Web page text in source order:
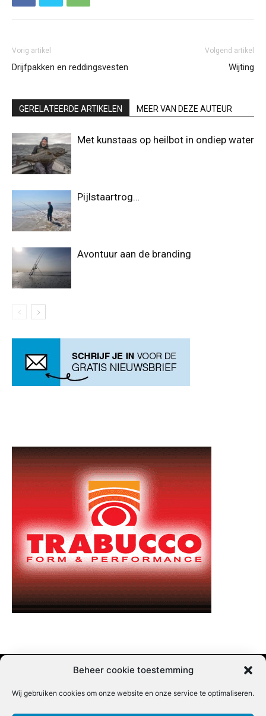
Beheer cookie toestemming
Wij gebruiken cookies om onze website en onze service te optimaliseren.
Vorig artikel
Drijfpakken en reddingsvesten
Volgend artikel
Wijting
GERELATEERDE ARTIKELEN MEER VAN DEZE AUTEUR
Met kunstaas op heilbot in ondiep water
Pijlstaartrog…
Avontuur aan de branding